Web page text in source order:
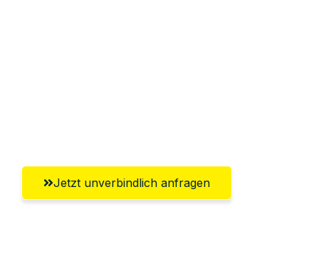
Jetzt unverbindlich anfragen